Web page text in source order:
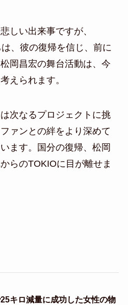
しい出来事ですが、
、彼の復帰を信じ、前に
岡昌宏の舞台活動は、今
えられます。
次なるプロジェクトに挑
ァンとの絆をより深めて
ます。国分の復帰、松岡
らのTOKIOに目が離せま
キロ減量に成功した女性の物